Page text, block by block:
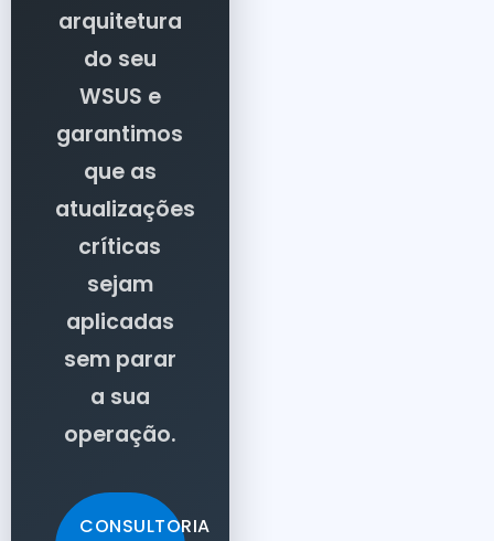
arquitetura
do seu
WSUS e
garantimos
que as
atualizações
críticas
sejam
aplicadas
sem parar
a sua
operação.
CONSULTORIA